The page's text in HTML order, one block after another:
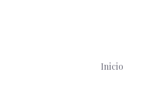
Inicio